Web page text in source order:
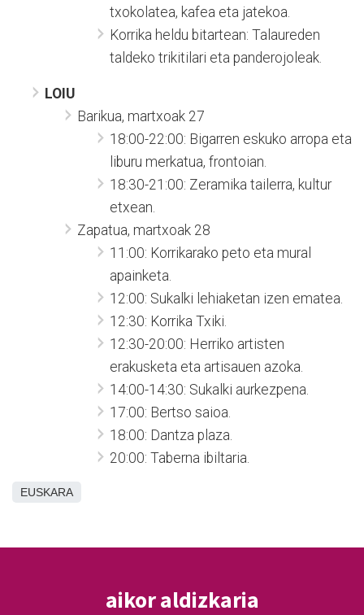
txokolatea, kafea eta jatekoa.
Korrika heldu bitartean: Talaureden
taldeko trikitilari eta panderojoleak.
LOIU
Barikua, martxoak 27
18:00-22:00: Bigarren eskuko arropa eta
liburu merkatua, frontoian.
18:30-21:00: Zeramika tailerra, kultur
etxean.
Zapatua, martxoak 28
11:00: Korrikarako peto eta mural
apainketa.
12:00: Sukalki lehiaketan izen ematea.
12:30: Korrika Txiki.
12:30-20:00: Herriko artisten
erakusketa eta artisauen azoka.
14:00-14:30: Sukalki aurkezpena.
17:00: Bertso saioa.
18:00: Dantza plaza.
20:00: Taberna ibiltaria.
EUSKARA
aikor aldizkaria